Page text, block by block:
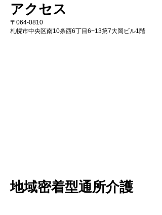
アクセス
​〒064-0810
札幌市中央区南10条西6丁目6−13第7大岡ビル1階
地域密着型通所介護